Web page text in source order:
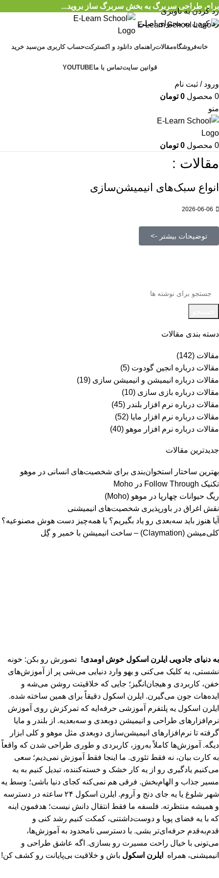
رد کردن به ناوبری
رد کردن به محتوای اصلی
برای طراحی سربرگ به بخش سربرگ ساز بروید...
خانهفروشگاهمقالاتراهنمای دانلود و اکسترکتحساب کاربری منسبد خرید
قوانین سایتتماس با ماYOUTUBE
ورود / ثبت نام
0 محصول 0 تومان
منو
0 محصول 0 تومان
مقالات :
انواع سبک‌های انیمیشن‌سازی
توضیحات بیشتر ->
دسته بندی مقالات
مقالات (142)
مقالات درباره انجین گودوت (5)
مقالات درباره انیمیشن و انیمیشن سازی (19)
مقالات درباره بازی سازی (10)
مقالات درباره نرم افزار بلندر (45)
مقالات درباره نرم افزار مایا (52)
مقالات درباره نرم افزار موهو (40)
جدیدترین مقالات
بهترین ساختار استخوان‌بندی برای شخصیت‌های انسانی در موهو
تکنیک Follow Through در Moho
ریگ حیوانات چهارپا در موهو (Moho)
نقش اغراق در باورپذیری شخصیت‌های انیمیشنی
آیا هنوز باید سه‌بعدی‌ رو یاد بگیریم؟ یا همه‌چیز دست هوش مصنوعیه؟
کلی‌میشن (Claymation) – ساخت انیمیشن با خمیر و گِل
به دنیای جادویی ایلرن اسکول خوش اومدی! تصورش رو بکن: خونه
نشستی، یه کلیک می‌کنی و یهو وارد دنیایی می‌شی پر از آموزش‌های
خفن، کاربردی و هیجان‌انگیز؛ جایی که خلاقیتت روشن می‌شه و
ایده‌هات جون می‌گیرن. ایلرن اسکول دقیقاً برای همین ساخته شده.
ایلرن اسکول یه پلتفرم آموزشی حرفه‌ایه که تمرکزش روی آموزش
نرم‌افزارهای طراحی و انیمیشن دو‌بعدی و سه‌بعدیه. از بلندر و مایا
گرفته تا نرم‌افزارهای انیمیشن‌سازی دوبعدی مثل موهو و کلی ابزار
دیگه. آموزش‌ها کاملاً به‌روز، کاربردی و طوری طراحی شدن که واقعاً
به کارت بیان، نه فقط تئوری. ما اینجا فقط آموزش نمی‌دیم؛ سعی
می‌کنیم یادگیری رو از یه کار خشک و خسته‌کننده، تبدیل کنیم به یه
مسیر جذاب و الهام‌بخش. فرقی هم نمی‌کنه کجای دنیا باشی؛ وسط یه
شهر شلوغ یا یه جای دنج و آروم. ایلرن اسکول ۲۴ ساعته در دسترسه
و همیشه منتظرته. فلسفه ما فقط انتقال دانش نیست؛ هدفمون اینه
که با یه فضای پویا و دوست‌داشتنی، کمکت کنیم رشد کنی و
قدم‌به‌قدم حرفه‌ای‌تر بشی. با دسترسی نامحدود به آموزش‌ها،
می‌تونی با خیال راحت مسیرت رو بسازی. اگه عاشق طراحی و
انیمیشنی، همراه
ایلرن اسکول باش و خلاقیت بی‌پایانت رو کشف کن!